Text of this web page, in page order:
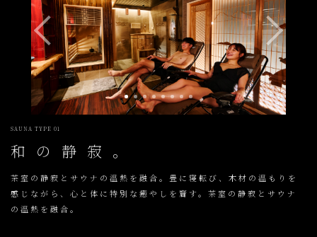
SAUNA TYPE 01
和の静寂。
茶室の静寂とサウナの温熱を融合。畳に寝転び、木材の温もりを
感じながら、心と体に特別な癒やしを齎す。茶室の静寂とサウナ
の温熱を融合。